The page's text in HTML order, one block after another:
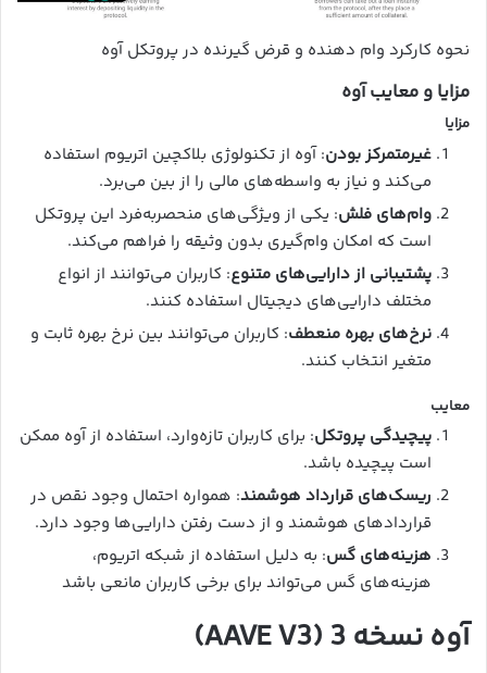
نحوه کارکرد وام دهنده و قرض گیرنده در پروتکل آوه
مزایا و معایب آوه
مزایا
غیرمتمرکز بودن: آوه از تکنولوژی بلاکچین اتریوم استفاده
می‌کند و نیاز به واسطه‌های مالی را از بین می‌برد.
وام‌های فلش: یکی از ویژگی‌های منحصربه‌فرد این پروتکل
است که امکان وام‌گیری بدون وثیقه را فراهم می‌کند.
پشتیبانی از دارایی‌های متنوع: کاربران می‌توانند از انواع
مختلف دارایی‌های دیجیتال استفاده کنند.
نرخ‌های بهره منعطف: کاربران می‌توانند بین نرخ بهره ثابت و
متغیر انتخاب کنند.
معایب
پیچیدگی پروتکل: برای کاربران تازه‌وارد، استفاده از آوه ممکن
است پیچیده باشد.
ریسک‌های قرارداد هوشمند: همواره احتمال وجود نقص در
قراردادهای هوشمند و از دست رفتن دارایی‌ها وجود دارد.
هزینه‌های گس: به دلیل استفاده از شبکه اتریوم،
هزینه‌های گس می‌تواند برای برخی کاربران مانعی باشد
آوه نسخه 3 (AAVE V3)